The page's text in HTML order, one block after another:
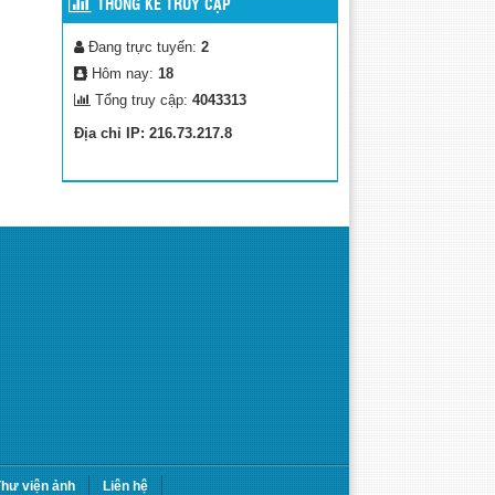
THỐNG KÊ TRUY CẬP
Đang trực tuyến: 2
Hôm nay: 18
Tổng truy cập: 4043313
Địa chỉ IP: 216.73.217.8
viện ảnh Liên hệ